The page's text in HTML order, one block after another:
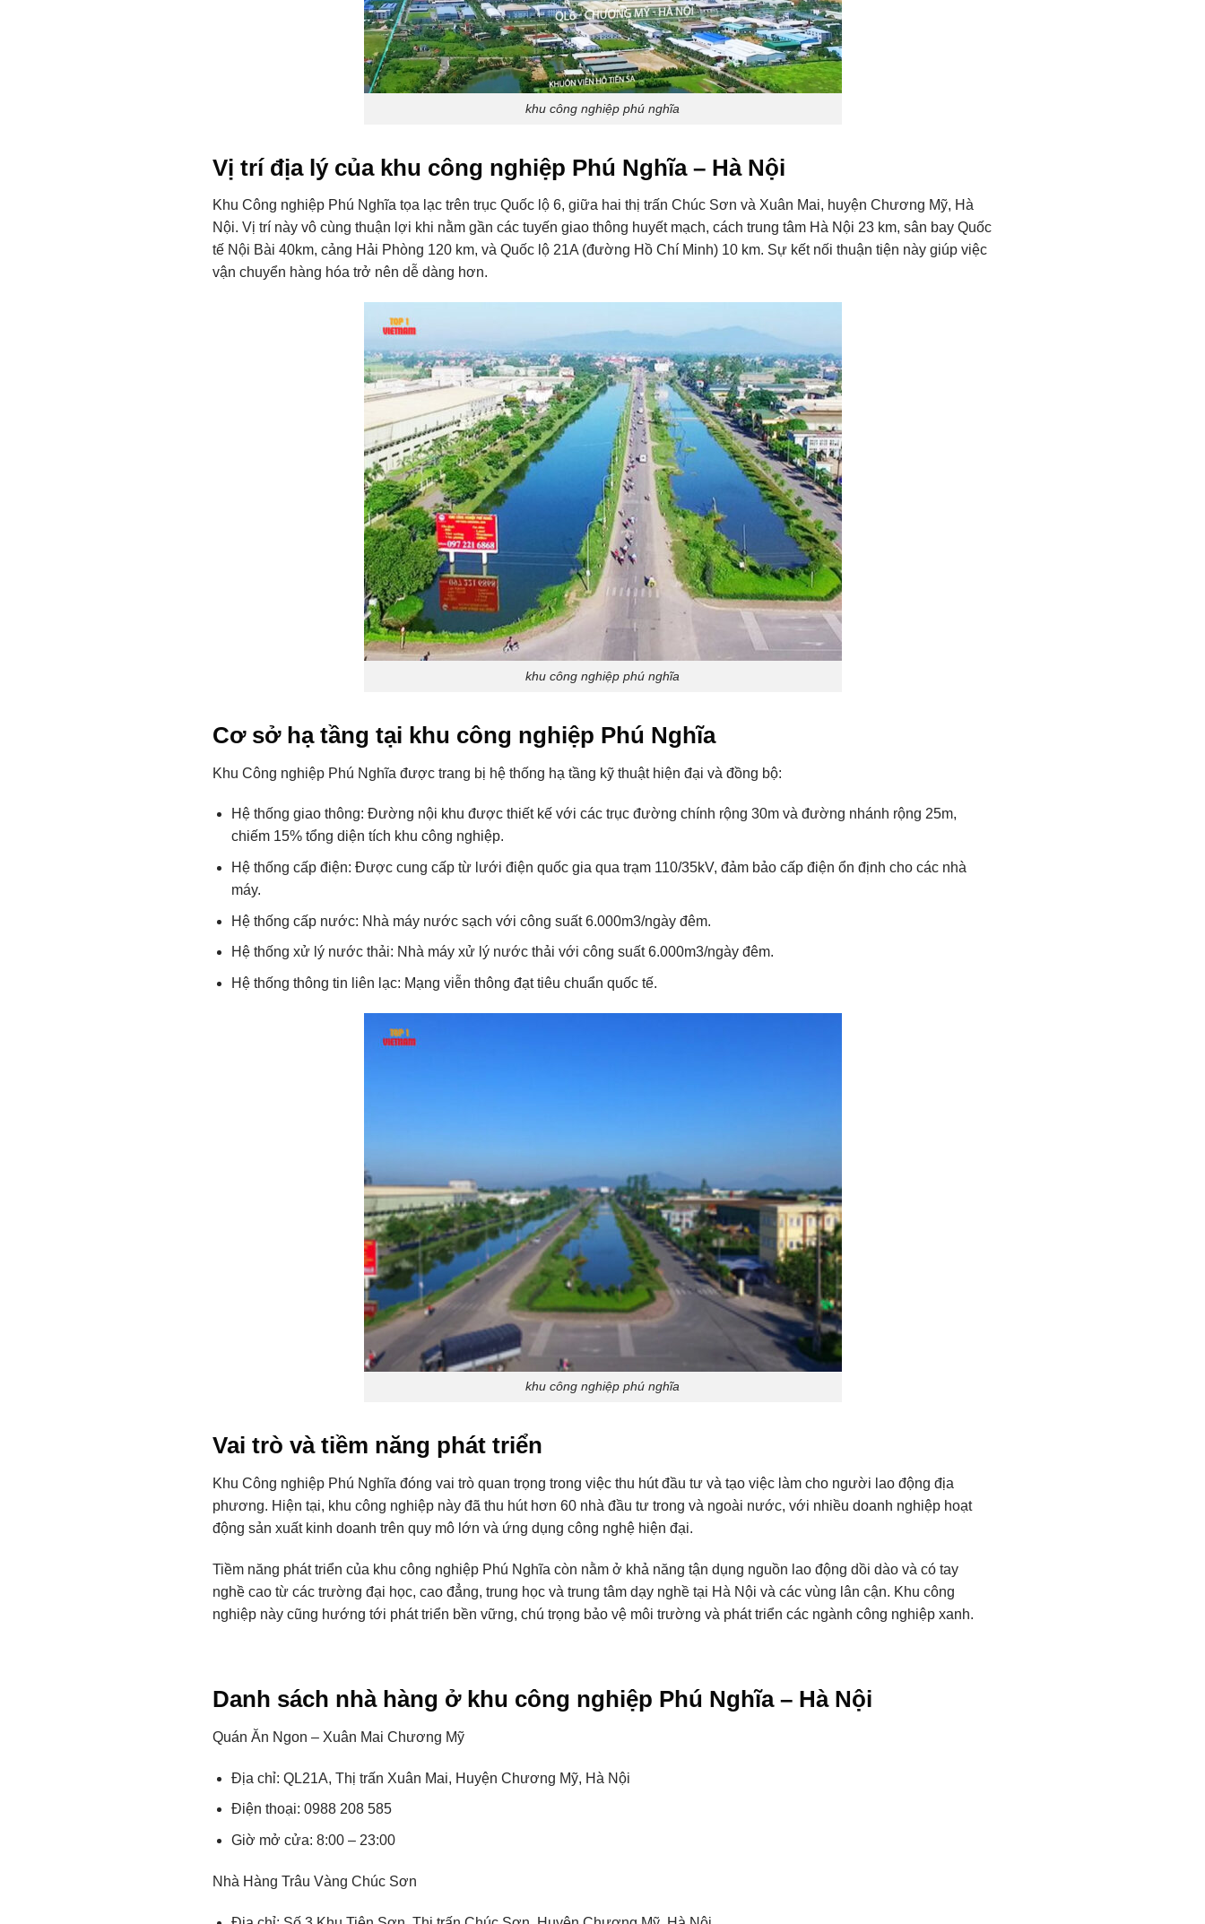
khu công nghiệp phú nghĩa
Vị trí địa lý của khu công nghiệp Phú Nghĩa – Hà Nội
Khu Công nghiệp Phú Nghĩa tọa lạc trên trục Quốc lộ 6, giữa hai thị trấn Chúc Sơn và Xuân Mai, huyện Chương Mỹ, Hà
Nội. Vị trí này vô cùng thuận lợi khi nằm gần các tuyến giao thông huyết mạch, cách trung tâm Hà Nội 23 km, sân bay Quốc
tế Nội Bài 40km, cảng Hải Phòng 120 km, và Quốc lộ 21A (đường Hồ Chí Minh) 10 km. Sự kết nối thuận tiện này giúp việc
vận chuyển hàng hóa trở nên dễ dàng hơn.
khu công nghiệp phú nghĩa
Cơ sở hạ tầng tại khu công nghiệp Phú Nghĩa
Khu Công nghiệp Phú Nghĩa được trang bị hệ thống hạ tầng kỹ thuật hiện đại và đồng bộ:
Hệ thống giao thông: Đường nội khu được thiết kế với các trục đường chính rộng 30m và đường nhánh rộng 25m,
chiếm 15% tổng diện tích khu công nghiệp.
Hệ thống cấp điện: Được cung cấp từ lưới điện quốc gia qua trạm 110/35kV, đảm bảo cấp điện ổn định cho các nhà
máy.
Hệ thống cấp nước: Nhà máy nước sạch với công suất 6.000m3/ngày đêm.
Hệ thống xử lý nước thải: Nhà máy xử lý nước thải với công suất 6.000m3/ngày đêm.
Hệ thống thông tin liên lạc: Mạng viễn thông đạt tiêu chuẩn quốc tế.
khu công nghiệp phú nghĩa
Vai trò và tiềm năng phát triển
Khu Công nghiệp Phú Nghĩa đóng vai trò quan trọng trong việc thu hút đầu tư và tạo việc làm cho người lao động địa
phương. Hiện tại, khu công nghiệp này đã thu hút hơn 60 nhà đầu tư trong và ngoài nước, với nhiều doanh nghiệp hoạt
động sản xuất kinh doanh trên quy mô lớn và ứng dụng công nghệ hiện đại.
Tiềm năng phát triển của khu công nghiệp Phú Nghĩa còn nằm ở khả năng tận dụng nguồn lao động dồi dào và có tay
nghề cao từ các trường đại học, cao đẳng, trung học và trung tâm dạy nghề tại Hà Nội và các vùng lân cận. Khu công
nghiệp này cũng hướng tới phát triển bền vững, chú trọng bảo vệ môi trường và phát triển các ngành công nghiệp xanh.
Danh sách nhà hàng ở khu công nghiệp Phú Nghĩa – Hà Nội
Quán Ăn Ngon – Xuân Mai Chương Mỹ
Địa chỉ: QL21A, Thị trấn Xuân Mai, Huyện Chương Mỹ, Hà Nội
Điện thoại: 0988 208 585
Giờ mở cửa: 8:00 – 23:00
Nhà Hàng Trâu Vàng Chúc Sơn